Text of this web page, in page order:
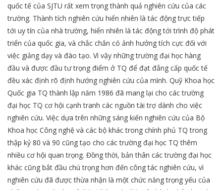
quốc tế của SJTU rất xem trọng thành quả nghiên cứu của các
trường. Thành tích nghiên cứu hiển nhiên là tác động trực tiếp
tới uy tín của nhà trường, hiển nhiên là tác động tới trình độ phát
triển của quốc gia, và chắc chắn có ảnh hưởng tích cực đối với
việc giảng dạy và đào tạo. Vì vậy những trường đại học hàng
đầu và được đầu tư trọng điểm ở TQ để đạt đẳng cấp quốc tế
đều xác định rõ định hướng nghiên cứu của mình. Quỹ Khoa học
Quốc gia TQ thành lập năm 1986 đã mang lại cho các trường
đại học TQ cơ hội cạnh tranh các nguồn tài trợ dành cho việc
nghiên cứu. Việc dựa trên những sáng kiến nghiên cứu của Bộ
Khoa học Công nghệ và các bộ khác trong chính phủ TQ trong
thập kỷ 80 và 90 cũng tạo cho các trường đại học TQ thêm
nhiều cơ hội quan trọng. Đồng thời, bản thân các trường đại học
khác cũng bắt đầu chú trọng hơn đến công tác nghiên cứu, vì
nghiên cứu đã được thừa nhận là một chức năng trọng yếu của